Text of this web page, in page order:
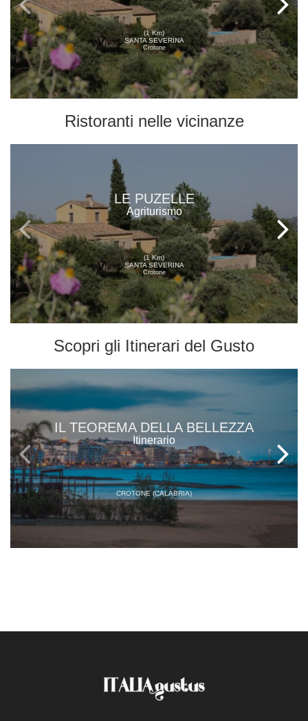
(1 Km)
SANTA SEVERINA
Crotone
Ristoranti nelle vicinanze
LE PUZELLE
Agriturismo
(1 Km)
SANTA SEVERINA
Crotone
Scopri gli Itinerari del Gusto
IL TEOREMA DELLA BELLEZZA
Itinerario
CROTONE (CALABRIA)